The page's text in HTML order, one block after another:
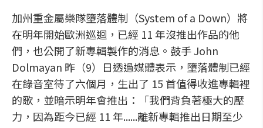
加州重金屬樂隊墮落體制（System of a Down）將
在明年開始歐洲巡迴，已經 11 年沒推出作品的他
們，也公開了新專輯製作的消息。鼓手 John
Dolmayan 昨（9）日透過媒體表示，墮落體制已經
在錄音室待了六個月，生出了 15 首值得收進專輯裡
的歌，並暗示明年會推出：「我們背負著極大的壓
力，因為距今已經 11 年......離新專輯推出日期至少